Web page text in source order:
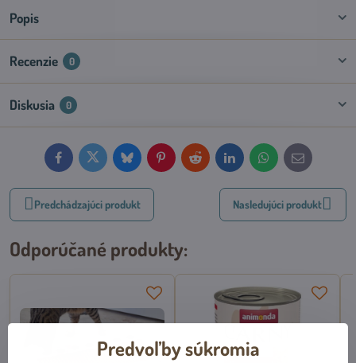
Popis
Recenzie 0
Diskusia 0
FacebookTwitter BlueskyPinterestReddit LinkedInWhatsApp
E-
mail
Predchádzajúci produkt Nasledujúci produkt
Odporúčané produkty:
Predvoľby súkromia